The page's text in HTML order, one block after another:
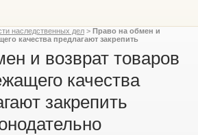
наследственных дел > Право на обмен и
качества предлагают закрепить
и возврат товаров
качества
закрепить